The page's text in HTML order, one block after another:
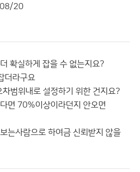
20
확실하게 잡을 수 없는지요?
더라구요
범위내로 설정하기 위한 건지요?
면 70%이상이라던지 안오면
는사람으로 하여금 신뢰받지 않을